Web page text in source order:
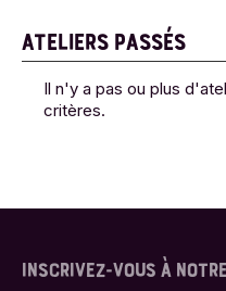
ATELIERS PASSÉS
Il n'y a pas ou plus
critères.
INSCRIVEZ-VOUS À